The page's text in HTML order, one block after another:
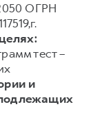
ОГРН
тест –
и